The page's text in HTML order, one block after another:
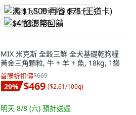
满 $1,500 再省 $75 (王道卡)
$4 酷澎幣回饋
MIX 米克斯 全穀三鮮 全犬基礎乾狗糧
黃金三角顆粒, 牛 + 羊 + 魚, 18kg, 1袋
首購折扣價$669
29% $469 ($2.61/100g)
明天 8/8 (六) 預計送達